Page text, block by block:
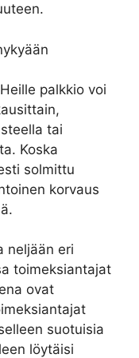
palkkio voi
tai
Koska
solmittu
korvaus
neljään eri
toimeksiantajat
ovat
suotuisia
löytäisi